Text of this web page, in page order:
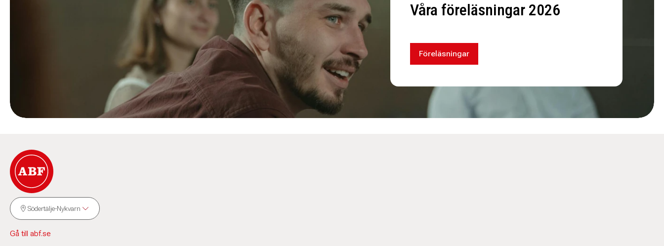
Våra föreläsningar 2026
Föreläsningar
Södertälje-Nykvarn
Gå till abf.se